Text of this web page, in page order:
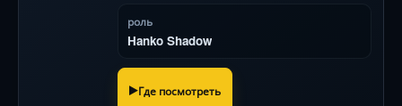
роль
Hanko Shadow
Где посмотреть